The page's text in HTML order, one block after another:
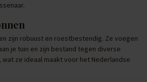
zijn robuust en roestbestendig. Ze voegen
je tuin en zijn bestand tegen diverse
ze ideaal maakt voor het Nederlandse